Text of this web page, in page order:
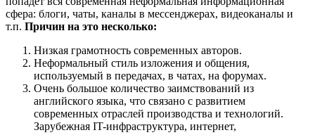
сфера: блоги, чаты, каналы в мессенджерах, видеоканалы и
т.п. Причин на это несколько:
Низкая грамотность современных авторов.
Неформальный стиль изложения и общения,
используемый в передачах, в чатах, на форумах.
Очень большое количество заимствований из
английского языка, что связано с развитием
современных отраслей производства и технологий.
Зарубежная IT-инфраструктура, интернет,